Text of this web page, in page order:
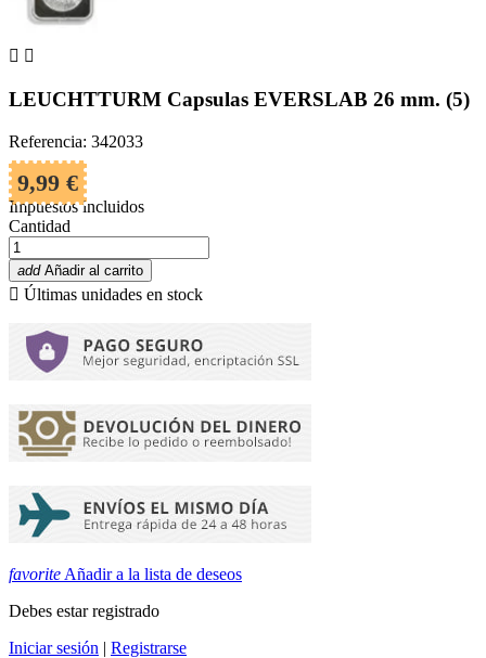
 
LEUCHTTURM Capsulas EVERSLAB 26 mm. (5)
Referencia: 342033
9,99 €
Impuestos incluidos
Cantidad
add Añadir al carrito
 Últimas unidades en stock
favorite Añadir a la lista de deseos
Debes estar registrado
Iniciar sesión | Registrarse